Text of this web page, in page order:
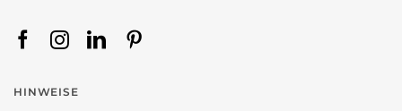
HINWEISE